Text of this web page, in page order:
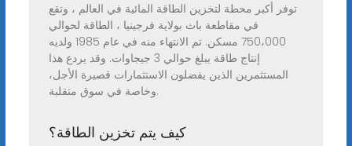
توفر أكبر محطة لتخزين الطاقة المائية في العالم ، وتقع
في مقاطعة باث بولاية فرجينيا ، الطاقة لحوالي
750،000 مسكن. تم الانتهاء منه في عام 1985 ولديه
إنتاج طاقة يبلغ حوالي 3 جيجاوات. وقد يردع هذا
المستثمرين الذين يفضلون الاستثمارات قصيرة الأجل،
وخاصة في سوق متقلبة.
كيف يتم تخزين الطاقة؟